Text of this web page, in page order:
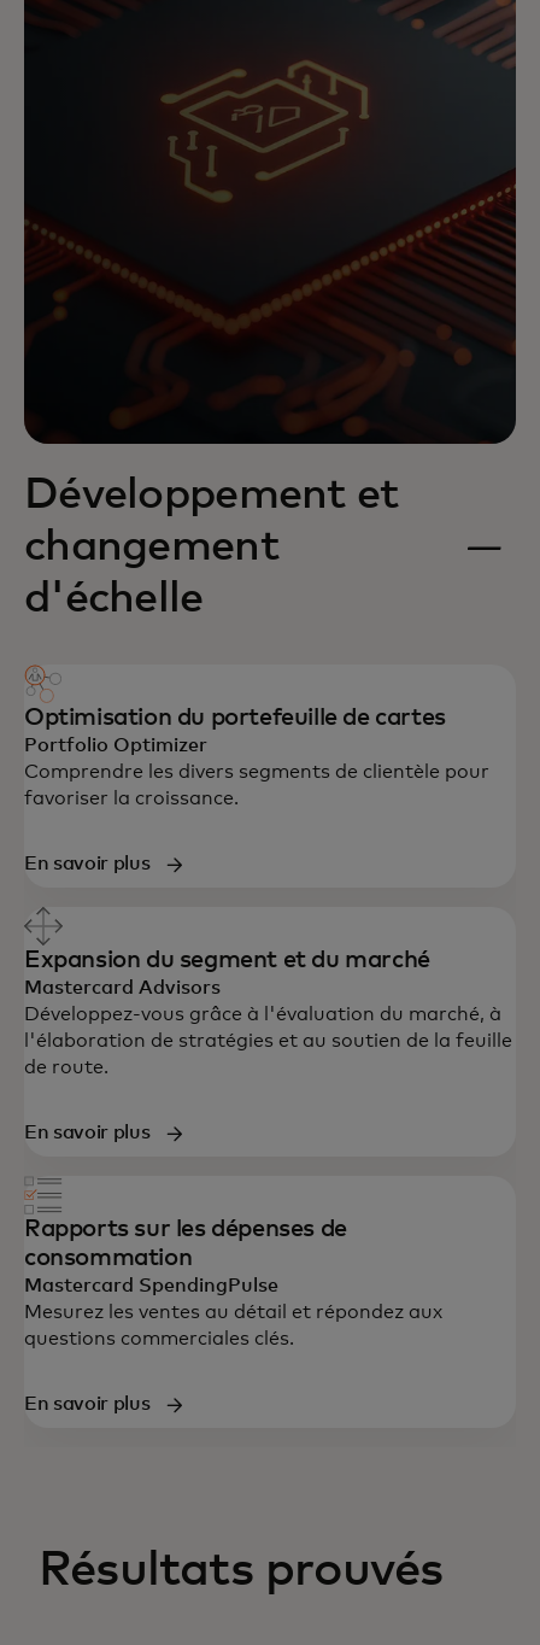
Développement et
changement
d'échelle
Optimisation du portefeuille de cartes
Portfolio Optimizer
Comprendre les divers segments de clientèle pour
favoriser la croissance.
En savoir plus
Expansion du segment et du marché
Mastercard Advisors
Développez-vous grâce à l'évaluation du marché, à
l'élaboration de stratégies et au soutien de la feuille
de route.
En savoir plus
Rapports sur les dépenses de
consommation
Mastercard SpendingPulse
Mesurez les ventes au détail et répondez aux
questions commerciales clés.
En savoir plus
Résultats prouvés